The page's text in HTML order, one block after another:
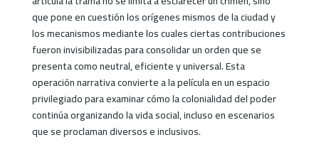
que pone en cuestión los orígenes mismos de la ciudad y
los mecanismos mediante los cuales ciertas contribuciones
fueron invisibilizadas para consolidar un orden que se
presenta como neutral, eficiente y universal. Esta
operación narrativa convierte a la película en un espacio
privilegiado para examinar cómo la colonialidad del poder
continúa organizando la vida social, incluso en escenarios
que se proclaman diversos e inclusivos.